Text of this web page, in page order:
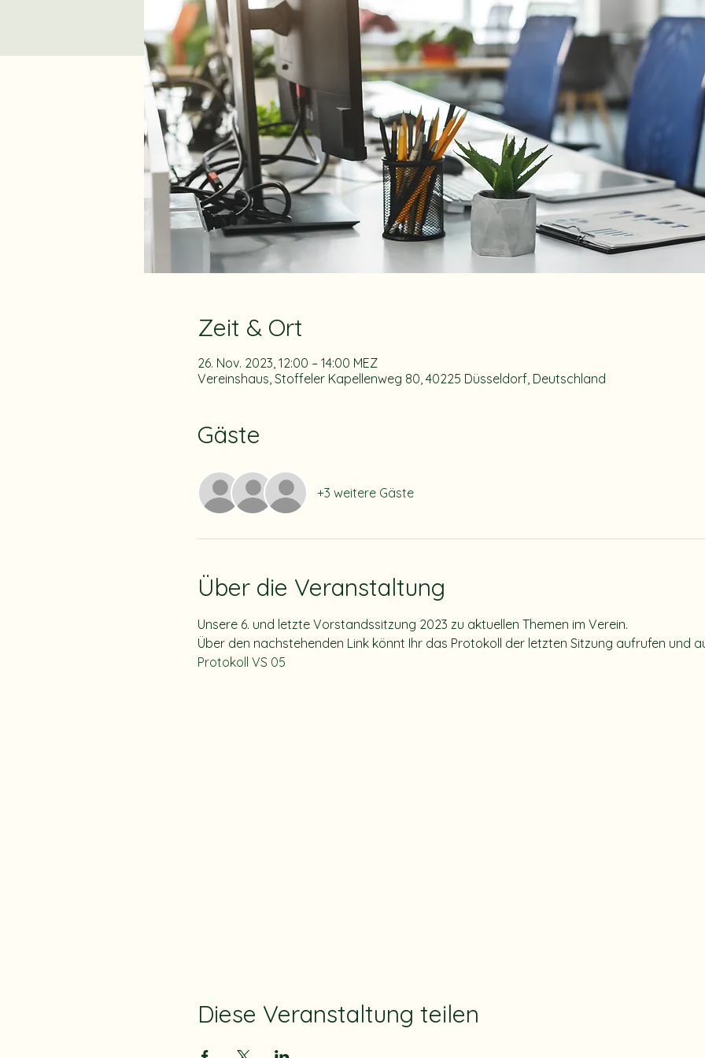
Zeit & Ort
26. Nov. 2023, 12:00 – 14:00 MEZ
Vereinshaus, Stoffeler Kapellenweg 80, 40225 Düsseldorf, Deutschland
Gäste
+3 weitere Gäste
Über die Veranstaltung
Unsere 6. und letzte Vorstandssitzung 2023 zu aktuellen Themen im Verein.
Über den nachstehenden Link könnt Ihr das Protokoll der letzten Sitzung aufrufen und
Protokoll VS 05
Diese Veranstaltung teilen